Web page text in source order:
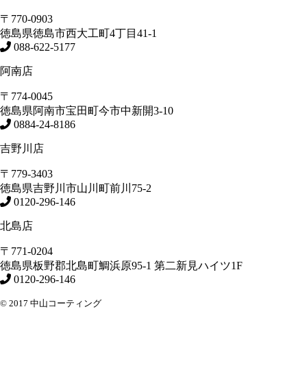
〒770-0903
徳島県徳島市西大工町4丁目41-1
088-622-5177
阿南店
〒774-0045
徳島県阿南市宝田町今市中新開3-10
0884-24-8186
吉野川店
〒779-3403
徳島県吉野川市山川町前川75-2
0120-296-146
北島店
〒771-0204
徳島県板野郡北島町鯛浜原95-1 第二新見ハイツ1F
0120-296-146
© 2017 中山コーティング